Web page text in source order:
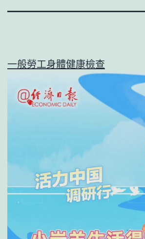
一般勞工身體健康檢查